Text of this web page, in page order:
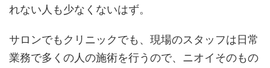
れない人も少なくないはず。
サロンでもクリニックでも、現場のスタッフは日常
業務で多くの人の施術を行うので、ニオイそのもの